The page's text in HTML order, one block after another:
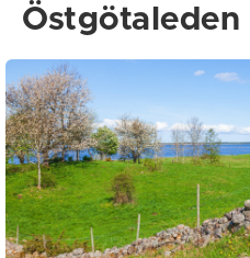
Östgötaleden